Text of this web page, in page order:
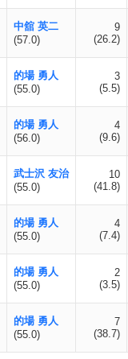
中舘 英二
(57.0)
9
(26.2)
的場 勇人
(55.0)
3
(5.5)
的場 勇人
(56.0)
4
(9.6)
武士沢 友治
(55.0)
10
(41.8)
的場 勇人
(55.0)
4
(7.4)
的場 勇人
(55.0)
2
(3.5)
的場 勇人
(55.0)
7
(38.7)